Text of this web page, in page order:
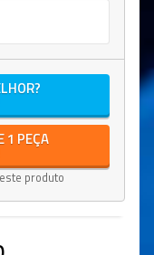
1 PEÇA
produto